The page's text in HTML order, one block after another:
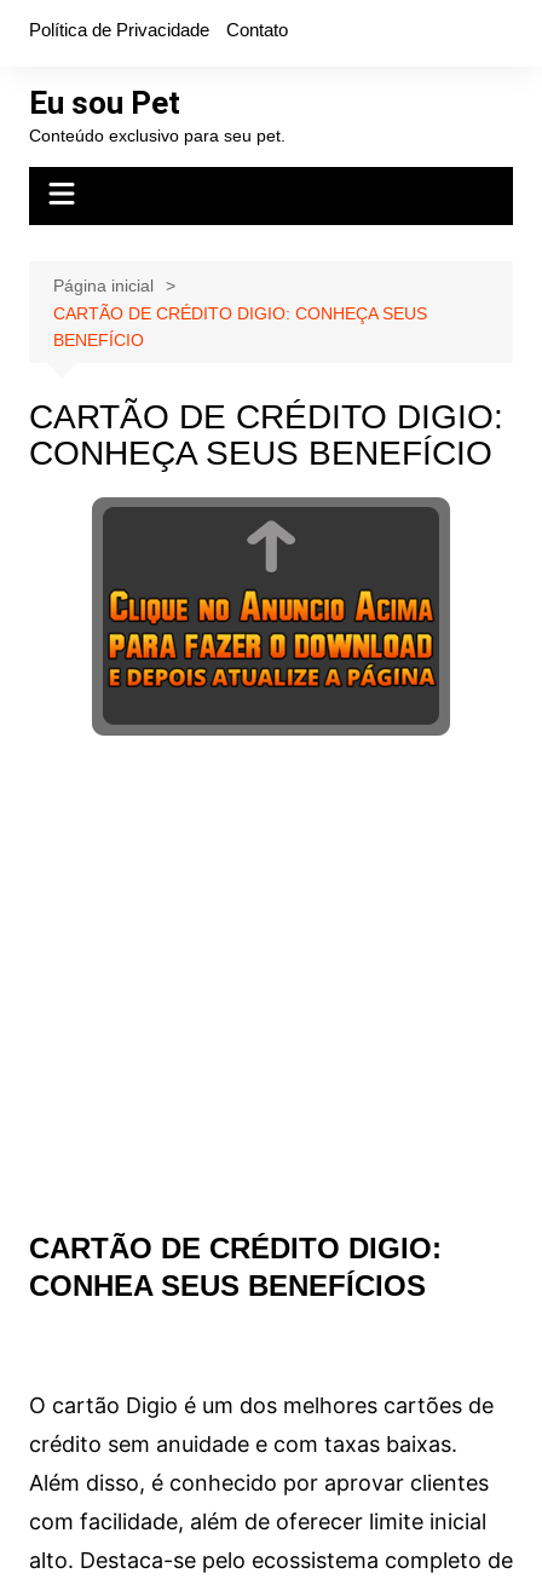
conteúdo
Política de Privacidade Contato
Eu sou Pet
Conteúdo exclusivo para seu pet.
Página inicial
CARTÃO DE CRÉDITO DIGIO: CONHEÇA SEUS
BENEFÍCIO
CARTÃO DE CRÉDITO DIGIO:
CONHEÇA SEUS BENEFÍCIO
CARTÃO DE CRÉDITO DIGIO:
CONHEA SEUS BENEFÍCIOS
O cartão Digio é um dos melhores cartões de
crédito sem anuidade e com taxas baixas.
Além disso, é conhecido por aprovar clientes
com facilidade, além de oferecer limite inicial
alto. Destaca-se pelo ecossistema completo de